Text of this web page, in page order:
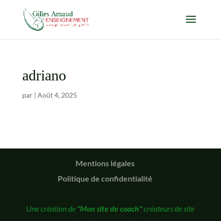
adriano
par | Août 4, 2025
Mentions légales
Politique de confidentialité
Une création de "Mon site de coach"créateurs de site